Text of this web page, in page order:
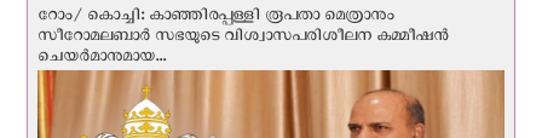
റോം/ കൊച്ചി: കാഞ്ഞിരപ്പള്ളി രൂപതാ മെത്രാനും
സീറോമലബാർ സഭയുടെ വിശ്വാസപരിശീലന കമ്മീഷൻ
ചെയർമാനുമായ...